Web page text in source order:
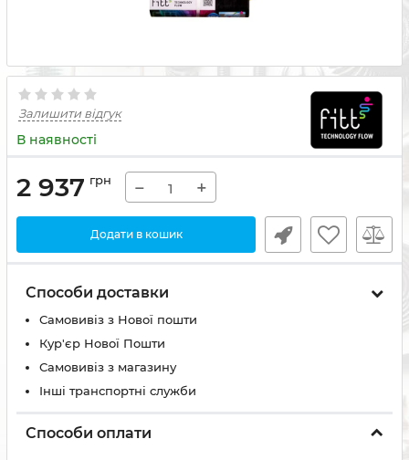
Залишити відгук
В наявності
2 937 грн − +
Додати в кошик
Способи доставки
Самовивіз з Нової пошти
Кур'єр Нової Пошти
Самовивіз з магазину
Інші транспортні служби
Способи оплати